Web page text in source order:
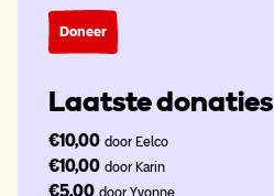
Doneer
Laatste donaties
€10,00 door Eelco
€10,00 door Karin
€5,00 door Yvonne